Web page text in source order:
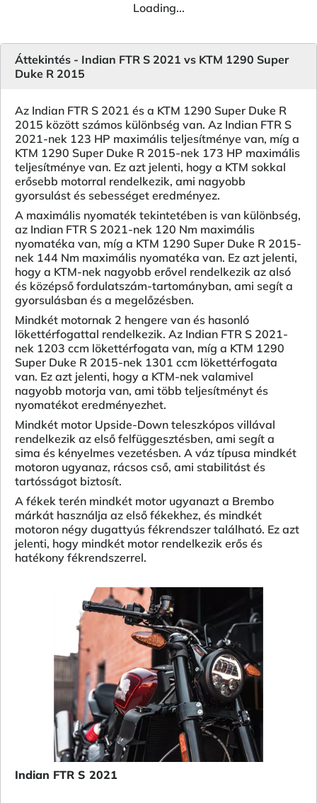
Loading...
Áttekintés - Indian FTR S 2021 vs KTM 1290 Super
Duke R 2015
Az Indian FTR S 2021 és a KTM 1290 Super Duke R
2015 között számos különbség van. Az Indian FTR S
2021-nek 123 HP maximális teljesítménye van, míg a
KTM 1290 Super Duke R 2015-nek 173 HP maximális
teljesítménye van. Ez azt jelenti, hogy a KTM sokkal
erősebb motorral rendelkezik, ami nagyobb
gyorsulást és sebességet eredményez.
A maximális nyomaték tekintetében is van különbség,
az Indian FTR S 2021-nek 120 Nm maximális
nyomatéka van, míg a KTM 1290 Super Duke R 2015-
nek 144 Nm maximális nyomatéka van. Ez azt jelenti,
hogy a KTM-nek nagyobb erővel rendelkezik az alsó
és középső fordulatszám-tartományban, ami segít a
gyorsulásban és a megelőzésben.
Mindkét motornak 2 hengere van és hasonló
lökettérfogattal rendelkezik. Az Indian FTR S 2021-
nek 1203 ccm lökettérfogata van, míg a KTM 1290
Super Duke R 2015-nek 1301 ccm lökettérfogata
van. Ez azt jelenti, hogy a KTM-nek valamivel
nagyobb motorja van, ami több teljesítményt és
nyomatékot eredményezhet.
Mindkét motor Upside-Down teleszkópos villával
rendelkezik az első felfüggesztésben, ami segít a
sima és kényelmes vezetésben. A váz típusa mindkét
motoron ugyanaz, rácsos cső, ami stabilitást és
tartósságot biztosít.
A fékek terén mindkét motor ugyanazt a Brembo
márkát használja az első fékekhez, és mindkét
motoron négy dugattyús fékrendszer található. Ez azt
jelenti, hogy mindkét motor rendelkezik erős és
hatékony fékrendszerrel.
Indian FTR S 2021